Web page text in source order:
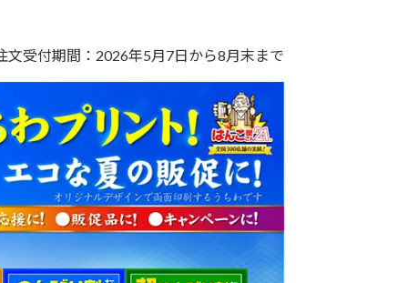
文受付期間：2026年5月7日から8月末まで